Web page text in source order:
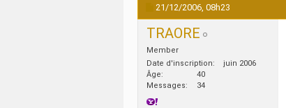
21/12/2006, 08h23
TRAORE
Member
Date d'inscription
juin 2006
Âge
40
Messages
34